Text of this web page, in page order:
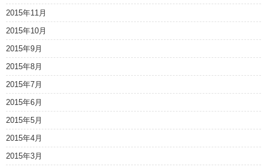
2015年11月
2015年10月
2015年9月
2015年8月
2015年7月
2015年6月
2015年5月
2015年4月
2015年3月